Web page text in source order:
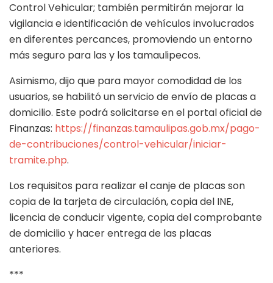
Control Vehicular; también permitirán mejorar la
vigilancia e identificación de vehículos involucrados
en diferentes percances, promoviendo un entorno
más seguro para las y los tamaulipecos.
Asimismo, dijo que para mayor comodidad de los
usuarios, se habilitó un servicio de envío de placas a
domicilio. Este podrá solicitarse en el portal oficial de
Finanzas: https://finanzas.tamaulipas.gob.mx/pago-
de-contribuciones/control-vehicular/iniciar-
tramite.php.
Los requisitos para realizar el canje de placas son
copia de la tarjeta de circulación, copia del INE,
licencia de conducir vigente, copia del comprobante
de domicilio y hacer entrega de las placas
anteriores.
***